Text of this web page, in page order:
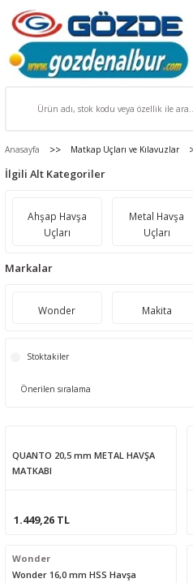
Anasayfa Matkap Uçları ve Kılavuzlar
İlgili Alt Kategoriler
Ahşap Havşa
Uçları
Metal Havşa
Uçları
Markalar
Wonder Makita
Stoktakiler
QUANTO 20,5 mm METAL HAVŞA
MATKABI
1.449,26 TL
Wonder
Wonder 16,0 mm HSS Havşa